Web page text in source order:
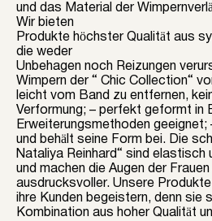
und das Material der
Wir bieten
Produkte höchster Qualität aus
die weder
Unbehagen noch Reizungen
Wimpern der “ Chic Collection“
leicht vom Band zu entfernen,
Verformung; – perfekt geformt in
Erweiterungsmethoden geeignet;
und behält seine Form bei. Die
Nataliya Reinhard“ sind elastisch
und machen die Augen der
ausdrucksvoller. Unsere
ihre Kunden begeistern, denn sie
Kombination aus hoher Qualität